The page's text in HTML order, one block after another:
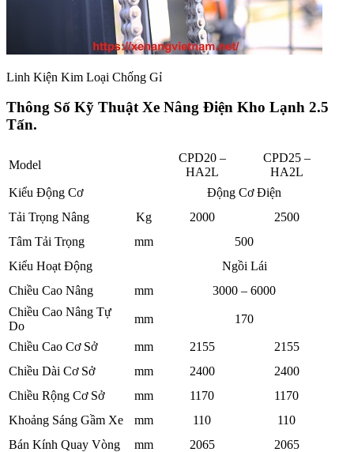
Linh Kiện Kim Loại Chống Gỉ
Thông Số Kỹ Thuật Xe Nâng Điện Kho Lạnh 2.5
Tấn.
Model
CPD20 –
HA2L
CPD25 –
HA2L
Kiểu Động Cơ
Động Cơ Điện
Tải Trọng Nâng
Kg 2000
2500
Tâm Tải Trọng
mm
500
Kiểu Hoạt Động
Ngồi Lái
Chiều Cao Nâng
mm
3000 – 6000
Chiều Cao Nâng Tự
Do
mm 170
Chiều Cao Cơ Sở mm 2155
2155
Chiều Dài Cơ Sở
mm 2400
2400
Chiều Rộng Cơ Sở
mm 1170
1170
Khoảng Sáng Gầm Xe
mm 110
110
Bán Kính Quay Vòng
mm 2065 2065